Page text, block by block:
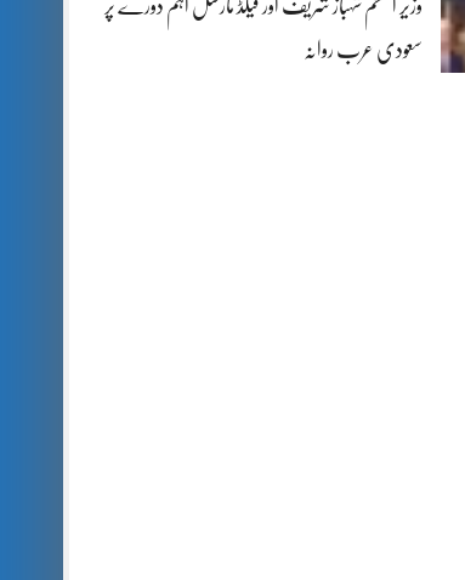
وزیر اعظم شہباز شریف اور فیلڈ مارشل اہم دورے پر
سعودی عرب روانہ